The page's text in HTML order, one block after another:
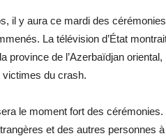
il y aura ce mardi des
La télévision d’État
province de l’Azerbaïdjan
du crash.
le moment fort des cérémonies.
et des autres personnes